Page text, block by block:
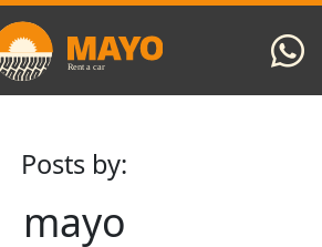
Posts by:
mayo